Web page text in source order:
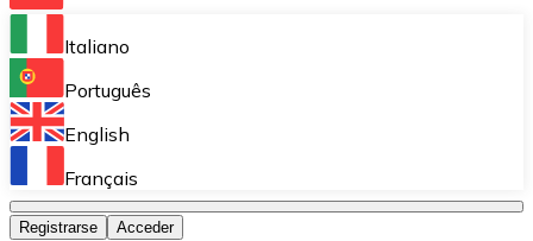
Bitnovo Ramp
Integra nuestra solución en tu plataforma.
Bitnovo Giftcards
Bitnovo OTC
Italiano
Português
English
Français
Registrarse Acceder